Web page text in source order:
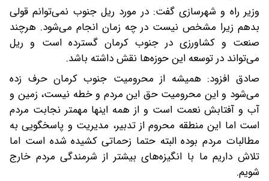
وزیر راه و شهرسازی گفت: در مورد ریل جنوب نمی‌توانم قولی
بدهم زیرا مشخص نیست در چه زمان انجام می‌شود. هرچند
صنعت و کشاورزی در جنوب کرمان گسترده است و ریل
می‌تواند در توسعه این حوزه‌ها نقش داشته باشد.
صادق افزود: همیشه از محرومیت جنوب کرمان حرف زده
می‌شود و این محرومیت حق این مردم و خطه نیست، زمین و
آب و آفتابش نعمت است و از همه اینها مهمتر نجابت مردم
است اما این منطقه محروم از تدبیر، مدیریت و پاسخگویی به
مطالبات مردم بوده البته حتما زحماتی کشیده شده است اما
تلاش داریم ما با انگیزه‌های بیشتر از شرمندگی مردم خارج
شویم.